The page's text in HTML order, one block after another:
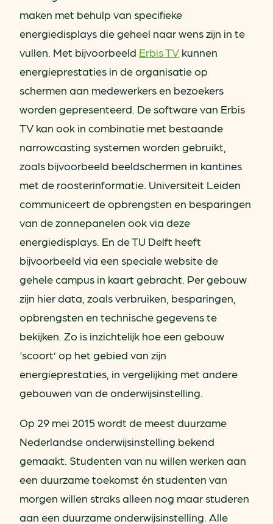
maken met behulp van specifieke
energiedisplays die geheel naar wens zijn in te
vullen. Met bijvoorbeeld Erbis TV kunnen
energieprestaties in de organisatie op
schermen aan medewerkers en bezoekers
worden gepresenteerd. De software van Erbis
TV kan ook in combinatie met bestaande
narrowcasting systemen worden gebruikt,
zoals bijvoorbeeld beeldschermen in kantines
met de roosterinformatie. Universiteit Leiden
communiceert de opbrengsten en besparingen
van de zonnepanelen ook via deze
energiedisplays. En de TU Delft heeft
bijvoorbeeld via een speciale website de
gehele campus in kaart gebracht. Per gebouw
zijn hier data, zoals verbruiken, besparingen,
opbrengsten en technische gegevens te
bekijken. Zo is inzichtelijk hoe een gebouw
‘scoort’ op het gebied van zijn
energieprestaties, in vergelijking met andere
gebouwen van de onderwijsinstelling.
Op 29 mei 2015 wordt de meest duurzame
Nederlandse onderwijsinstelling bekend
gemaakt. Studenten van nu willen werken aan
een duurzame toekomst én studenten van
morgen willen straks alleen nog maar studeren
aan een duurzame onderwijsinstelling. Alle